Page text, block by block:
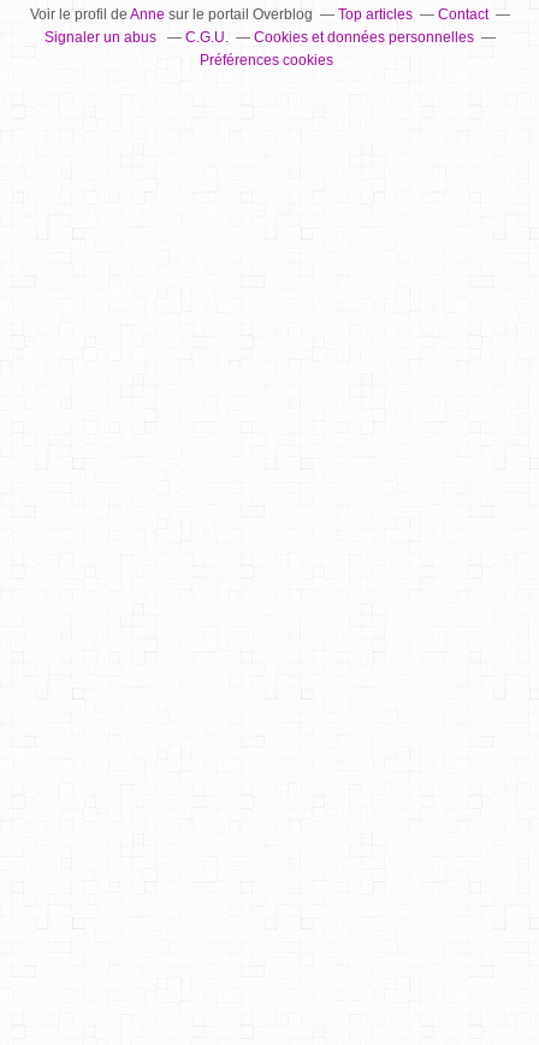
Voir le profil de Annesur le portail Overblog Top articles
Contact
Signaler un abus
C.G.U.
Cookies et données personnelles
Préférences cookies